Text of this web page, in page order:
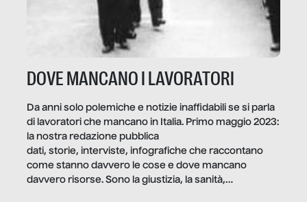
DOVE MANCANO I LAVORATORI
Da anni solo polemiche e notizie inaffidabili se si parla
di lavoratori che mancano in Italia. Primo maggio 2023:
la nostra redazione pubblica
dati, storie, interviste, infografiche che raccontano
come stanno davvero le cose e dove mancano
davvero risorse. Sono la giustizia, la sanità,